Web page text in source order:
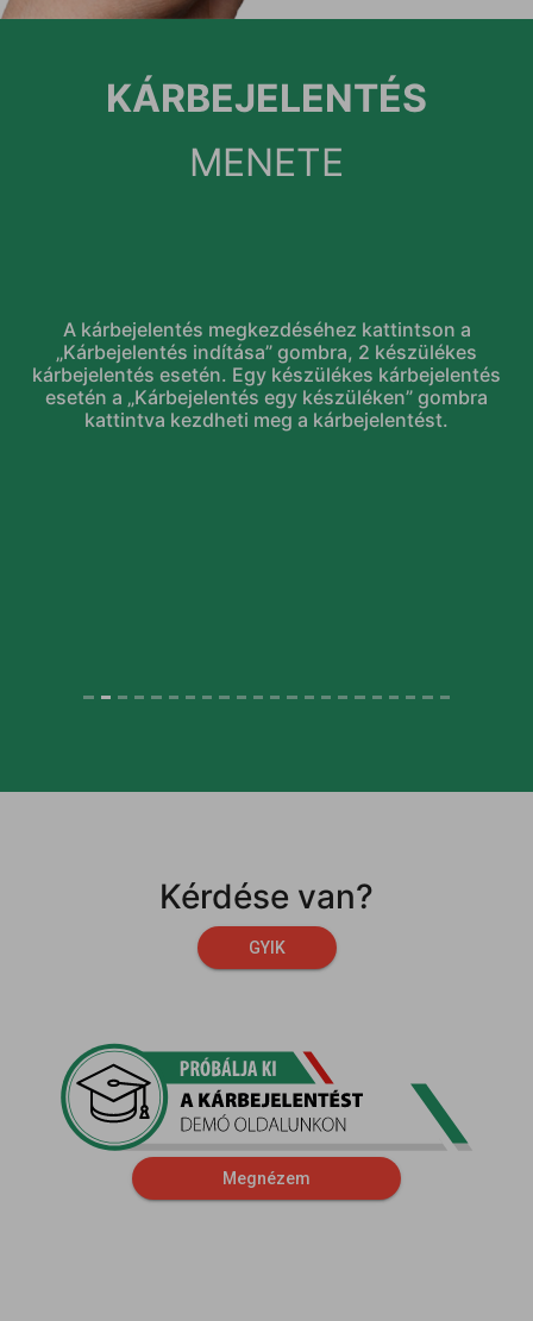
Kérdése van?
GYIK
Megnézem
KÁRBEJELENTÉS
MENETE
A kárbejelentés megkezdéséhez kattintson a
„Kárbejelentés indítása” gombra, 2 készülékes
kárbejelentés esetén. Egy készülékes kárbejelentés
esetén a „Kárbejelentés egy készüléken” gombra
kattintva kezdheti meg a kárbejelentést.